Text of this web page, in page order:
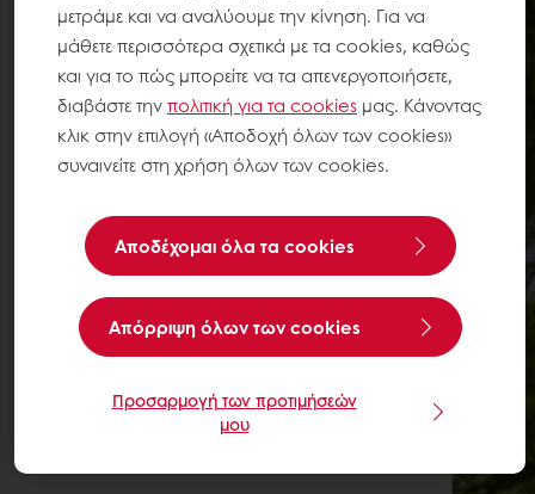
μετράμε και να αναλύουμε την κίνηση. Για να
μάθετε περισσότερα σχετικά με τα cookies, καθώς
και για το πώς μπορείτε να τα απενεργοποιήσετε,
διαβάστε τηνπολιτική για τα cookies μας. Κάνοντας
κλικ στην επιλογή «Αποδοχή όλων των cookies»
συναινείτε στη χρήση όλων των cookies.
Αποδέχομαι όλα τα cookies
Aπόρριψη όλων των cookies
Προσαρμογή των προτιμήσεών
μου